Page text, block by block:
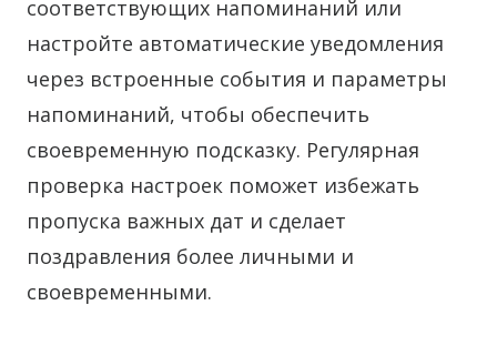
соответствующих напоминаний или
настройте автоматические уведомления
через встроенные события и параметры
напоминаний, чтобы обеспечить
своевременную подсказку. Регулярная
проверка настроек поможет избежать
пропуска важных дат и сделает
поздравления более личными и
своевременными.